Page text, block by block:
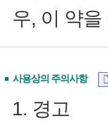
우, 이 약
사용상의 주의사항
1. 경고